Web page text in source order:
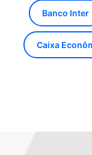
Banco Inter
Caixa